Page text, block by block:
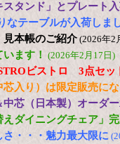
タンド」とプレート
なテーブルが入荷しま
見本帳のご紹介(2026年2
ます！ (2026年2月17日)
ビストロ 3点セッ
入り）は限定販売に
芯（日本製）オーダ
ダイニングチェア」
・・・魅力最大限に